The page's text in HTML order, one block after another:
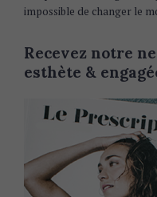
impossible de changer le
Recevez notre
esthète &